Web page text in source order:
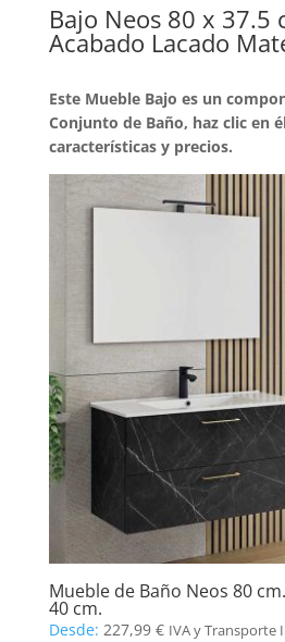
Bajo Neos 80 x 37.5
Acabado Lacado
Este Mueble Bajo es un
Conjunto de Baño, haz clic en
características y precios.
Mueble de Baño Neos 80
40 cm.
Desde: 227,99 € IVA y Transporte